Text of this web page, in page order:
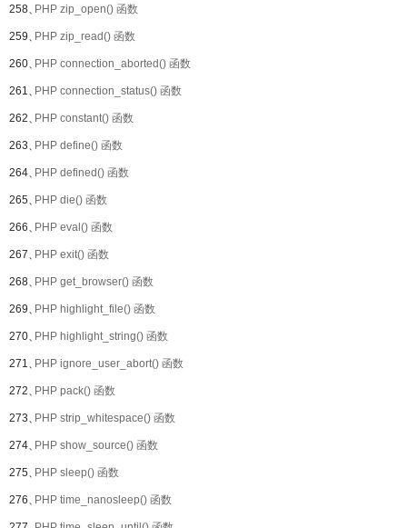
258、PHP zip_open() 函数
259、PHP zip_read() 函数
260、PHP connection_aborted() 函数
261、PHP connection_status() 函数
262、PHP constant() 函数
263、PHP define() 函数
264、PHP defined() 函数
265、PHP die() 函数
266、PHP eval() 函数
267、PHP exit() 函数
268、PHP get_browser() 函数
269、PHP highlight_file() 函数
270、PHP highlight_string() 函数
271、PHP ignore_user_abort() 函数
272、PHP pack() 函数
273、PHP strip_whitespace() 函数
274、PHP show_source() 函数
275、PHP sleep() 函数
276、PHP time_nanosleep() 函数